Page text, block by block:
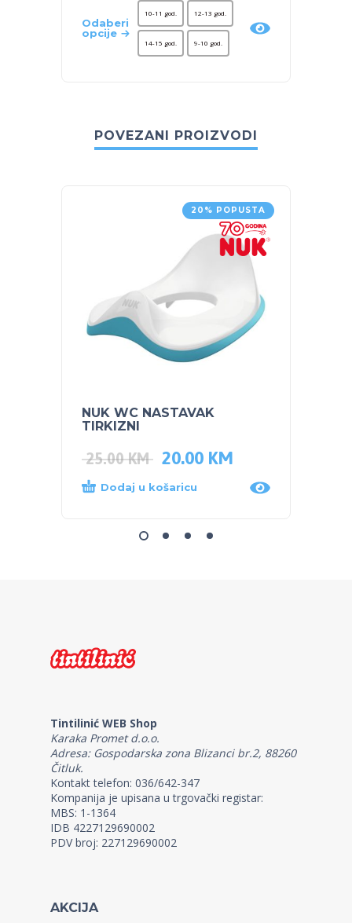
Odaberi
opcije
10-11 god. 12-13 god.
14-15 god. 9-10 god.
POVEZANI PROIZVODI
20% POPUSTA
NUK WC NASTAVAK
TIRKIZNI
25.00KM 20.00 KM
Dodaj u košaricu
Tintilinić WEB Shop
Karaka Promet d.o.o.
Adresa: Gospodarska zona Blizanci br.2, 88260
Čitluk.
Kontakt telefon: 036/642-347
Kompanija je upisana u trgovački registar:
MBS: 1-1364
IDB 4227129690002
PDV broj: 227129690002
AKCIJA